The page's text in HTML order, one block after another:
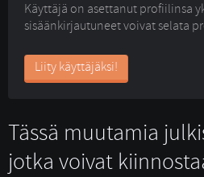
Käyttäjä on asettanut profiilinsa
sisäänkirjautuneet voivat selata
Liity käyttäjäksi!
Tässä muutamia
jotka voivat